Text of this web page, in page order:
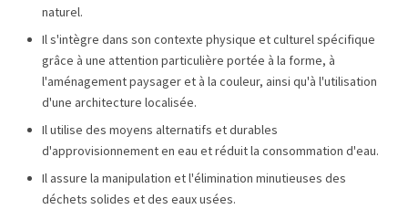
naturel.
Il s'intègre dans son contexte physique et culturel spécifique
grâce à une attention particulière portée à la forme, à
l'aménagement paysager et à la couleur, ainsi qu'à l'utilisation
d'une architecture localisée.
Il utilise des moyens alternatifs et durables
d'approvisionnement en eau et réduit la consommation d'eau.
Il assure la manipulation et l'élimination minutieuses des
déchets solides et des eaux usées.